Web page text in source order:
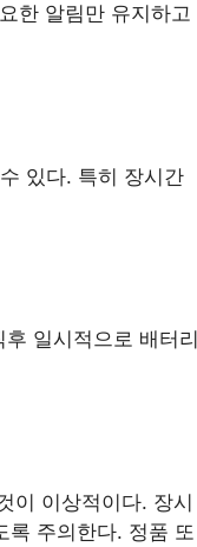
한 알림만 유지하고
있다. 특히 장시간
일시적으로 배터리
이 이상적이다. 장시
록 주의한다. 정품 또